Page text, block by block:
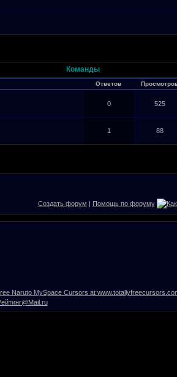
Команды
Ответов
0 525
1 88
Создать форум Помощь по форуму